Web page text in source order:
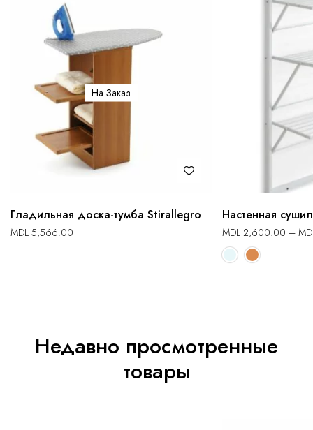
На Заказ
Гладильная доска-тумба Stirallegro
MDL 5,566.00
Настенная
MDL 2,600.00 –
Недавно просмотренные
товары